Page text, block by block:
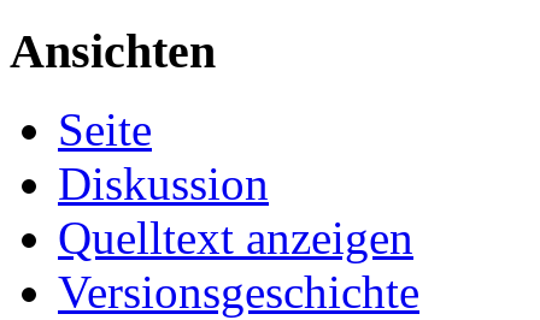
Ansichten
Seite
Diskussion
Quelltext anzeigen
Versionsgeschichte